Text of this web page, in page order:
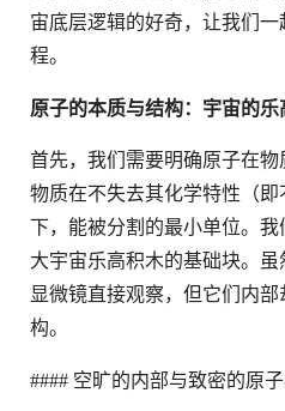
宙底层逻辑的好奇，让我们
程。
原子的本质与结构：宇宙的乐
首先，我们需要明确原子在
物质在不失去其化学特性（
下，能被分割的最小单位。
大宇宙乐高积木的基础块。
显微镜直接观察，但它们内
构。
#### 空旷的内部与致密的原